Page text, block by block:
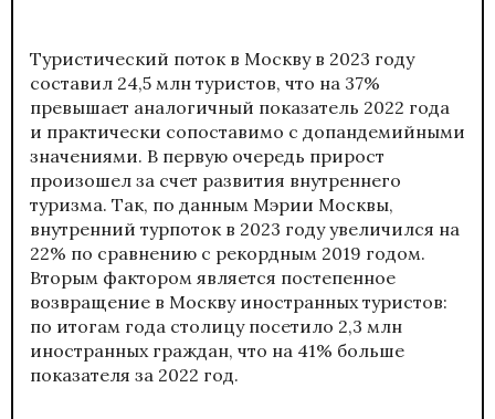
Туристический поток в Москву в 2023 году
составил 24,5 млн туристов, что на 37%
превышает аналогичный показатель 2022 года
и практически сопоставимо с допандемийными
значениями. В первую очередь прирост
произошел за счет развития внутреннего
туризма. Так, по данным Мэрии Москвы,
внутренний турпоток в 2023 году увеличился на
22% по сравнению с рекордным 2019 годом.
Вторым фактором является постепенное
возвращение в Москву иностранных туристов:
по итогам года столицу посетило 2,3 млн
иностранных граждан, что на 41% больше
показателя за 2022 год.